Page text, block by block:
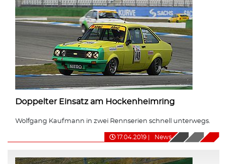
Doppelter Einsatz am Hockenheimring
Wolfgang Kaufmann in zwei Rennserien schnell unterwegs.
17.04.2019 News